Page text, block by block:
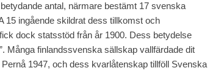
antal, närmare bestämt 17 svenska
15 ingående skildrat dess tillkomst och
dock statsstöd från år 1900. Dess betydelse
Många finlandssvenska sällskap vallfärdade dit
1947, och dess kvarlåtenskap tillföll Svenska